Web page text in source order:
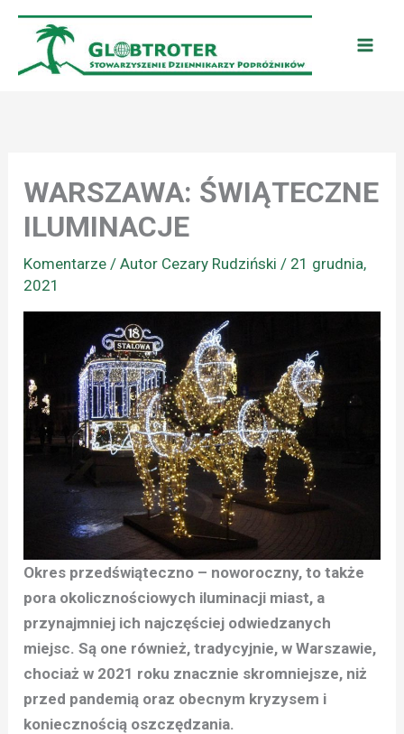
Przejdź
treści
WARSZAWA: ŚWIĄTECZNE
ILUMINACJE
Komentarze / Autor Cezary Rudziński/ 21 grudnia,
2021
Okres przedświąteczno – noworoczny, to także
pora okolicznościowych iluminacji miast, a
przynajmniej ich najczęściej odwiedzanych
miejsc. Są one również, tradycyjnie, w Warszawie,
chociaż w 2021 roku znacznie skromniejsze, niż
przed pandemią oraz obecnym kryzysem i
koniecznością oszczędzania.